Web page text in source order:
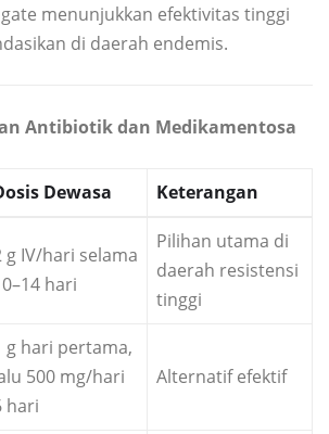
menunjukkan efektivitas tinggi
di daerah endemis.
Antibiotik dan Medikamentosa
Dewasa Keterangan
g IV/hari selama
hari
Pilihan utama di
daerah resistensi
tinggi
g hari pertama,
500 mg/hari
hari
Alternatif efektif